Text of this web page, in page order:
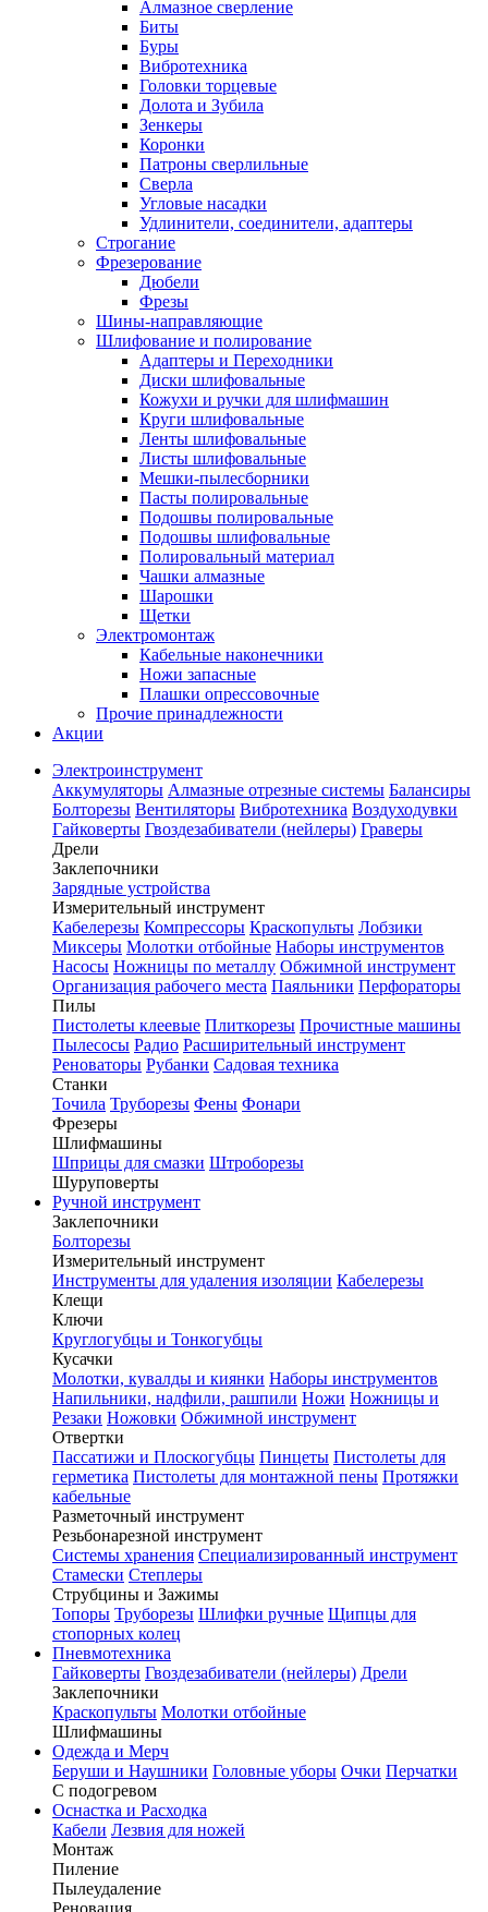
Алмазное сверление
Биты
Буры
Вибротехника
Головки торцевые
Долота и Зубила
Зенкеры
Коронки
Патроны сверлильные
Сверла
Угловые насадки
Удлинители, соединители, адаптеры
Строгание
Фрезерование
Дюбели
Фрезы
Шины-направляющие
Шлифование и полирование
Адаптеры и Переходники
Диски шлифовальные
Кожухи и ручки для шлифмашин
Круги шлифовальные
Ленты шлифовальные
Листы шлифовальные
Мешки-пылесборники
Пасты полировальные
Подошвы полировальные
Подошвы шлифовальные
Полировальный материал
Чашки алмазные
Шарошки
Щетки
Электромонтаж
Кабельные наконечники
Ножи запасные
Плашки опрессовочные
Прочие принадлежности
Акции
Электроинструмент
Аккумуляторы Алмазные отрезные системы Балансиры
Болторезы Вентиляторы Вибротехника Воздуходувки
Гайковерты Гвоздезабиватели (нейлеры) Граверы
Дрели
Заклепочники
Зарядные устройства
Измерительный инструмент
Кабелерезы Компрессоры Краскопульты Лобзики
Миксеры Молотки отбойные Наборы инструментов
Насосы Ножницы по металлу Обжимной инструмент
Организация рабочего места Паяльники Перфораторы
Пилы
Пистолеты клеевые Плиткорезы Прочистные машины
Пылесосы Радио Расширительный инструмент
Реноваторы Рубанки Садовая техника
Станки
Точила Труборезы Фены Фонари
Фрезеры
Шлифмашины
Шприцы для смазки Штроборезы
Шуруповерты
Ручной инструмент
Заклепочники
Болторезы
Измерительный инструмент
Инструменты для удаления изоляции Кабелерезы
Клещи
Ключи
Круглогубцы и Тонкогубцы
Кусачки
Молотки, кувалды и киянки Наборы инструментов
Напильники, надфили, рашпили Ножи Ножницы и
Резаки Ножовки Обжимной инструмент
Отвертки
Пассатижи и Плоскогубцы Пинцеты Пистолеты для
герметика Пистолеты для монтажной пены Протяжки
кабельные
Разметочный инструмент
Резьбонарезной инструмент
Системы хранения Специализированный инструмент
Стамески Степлеры
Струбцины и Зажимы
Топоры Труборезы Шлифки ручные Щипцы для
стопорных колец
Пневмотехника
Гайковерты Гвоздезабиватели (нейлеры) Дрели
Заклепочники
Краскопульты Молотки отбойные
Шлифмашины
Одежда и Мерч
Беруши и Наушники Головные уборы Очки Перчатки
С подогревом
Оснастка и Расходка
Кабели Лезвия для ножей
Монтаж
Пиление
Пылеудаление
Реновация